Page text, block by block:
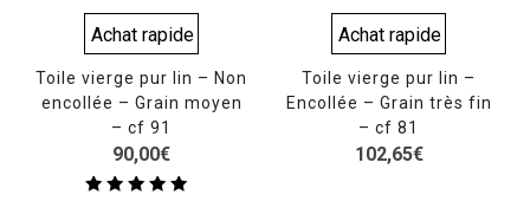
Achat rapide
Toile vierge pur lin – Non
encollée – Grain moyen
– cf 91
90,00€
Achat rapide
Toile vierge pur lin –
Encollée – Grain très fin
– cf 81
102,65€